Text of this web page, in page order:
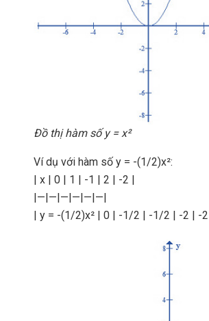
Đồ thị hàm số y = x²
Ví dụ với hàm số y = -(1/2)x²:
| x | 0 | 1 | -1 | 2 | -2 |
|—|—|—|—|—|—|
| y = -(1/2)x² | 0 | -1/2 | -1/2 | -2 | -2 |